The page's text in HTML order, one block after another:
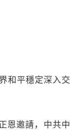
和平穩定深入交
恩邀請，中共中